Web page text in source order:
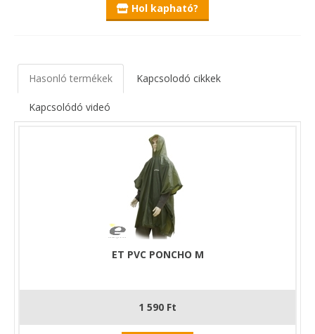
Hol kapható?
Hasonló termékek Kapcsolodó cikkek
Kapcsolódó videó
ET PVC PONCHO M
1 590 Ft